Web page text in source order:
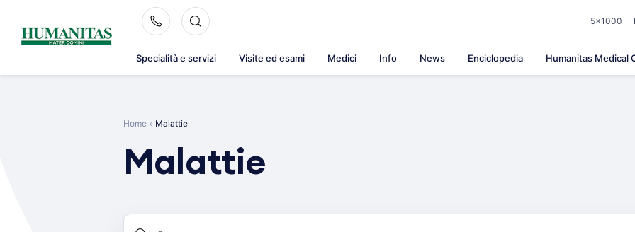
content
5×1000
Specialità e servizi Visite ed esami Medici Info News Enciclopedia Humanitas Medical
Home » Malattie
Malattie